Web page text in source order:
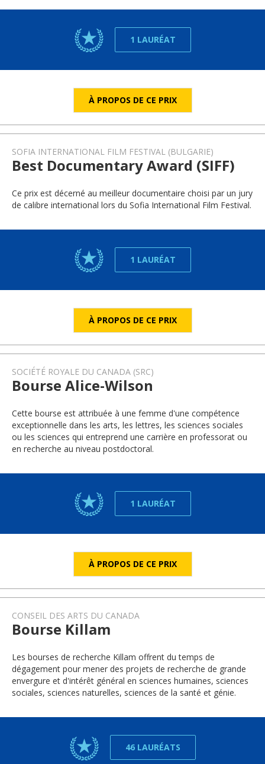
1 LAURÉAT
À PROPOS DE CE PRIX
SOFIA INTERNATIONAL FILM FESTIVAL (BULGARIE)
Best Documentary Award (SIFF)
Ce prix est décerné au meilleur documentaire choisi par un jury
de calibre international lors du Sofia International Film Festival.
1 LAURÉAT
À PROPOS DE CE PRIX
SOCIÉTÉ ROYALE DU CANADA (SRC)
Bourse Alice-Wilson
Cette bourse est attribuée à une femme d'une compétence
exceptionnelle dans les arts, les lettres, les sciences sociales
ou les sciences qui entreprend une carrière en professorat ou
en recherche au niveau postdoctoral.
1 LAURÉAT
À PROPOS DE CE PRIX
CONSEIL DES ARTS DU CANADA
Bourse Killam
Les bourses de recherche Killam offrent du temps de
dégagement pour mener des projets de recherche de grande
envergure et d'intérêt général en sciences humaines, sciences
sociales, sciences naturelles, sciences de la santé et génie.
46 LAURÉATS